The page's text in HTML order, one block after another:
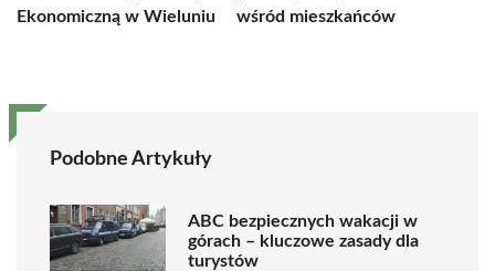
Ekonomiczną w Wieluniu
wśród mieszkańców
Podobne Artykuły
ABC bezpiecznych wakacji w
górach – kluczowe zasady dla
turystów